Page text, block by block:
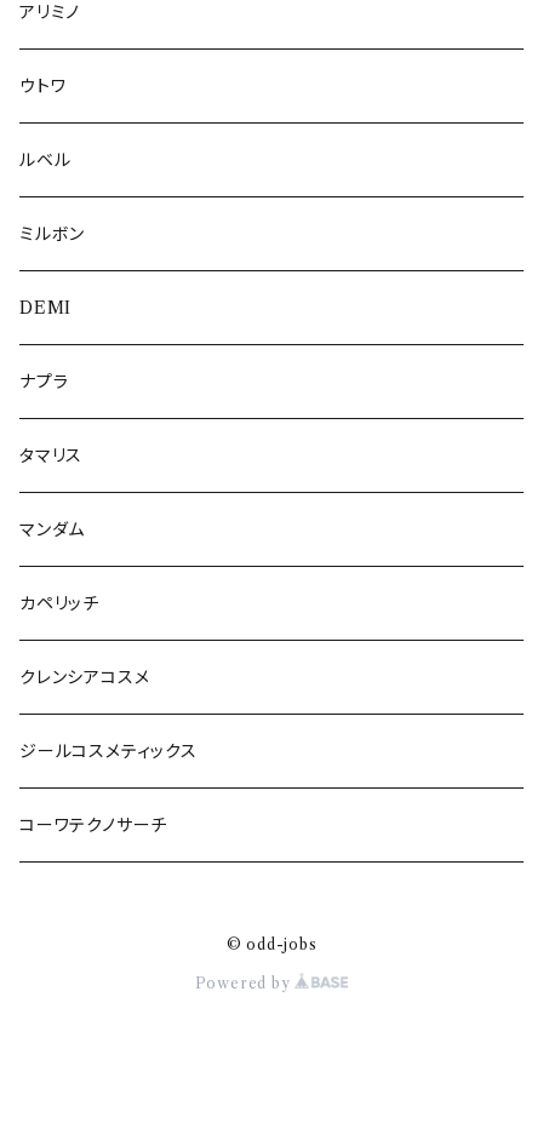
アリミノ
ウトワ
ルベル
ミルボン
DEMI
ナプラ
タマリス
マンダム
カペリッチ
クレンシアコスメ
ジールコスメティックス
コーワテクノサーチ
© odd-jobs
Powered by